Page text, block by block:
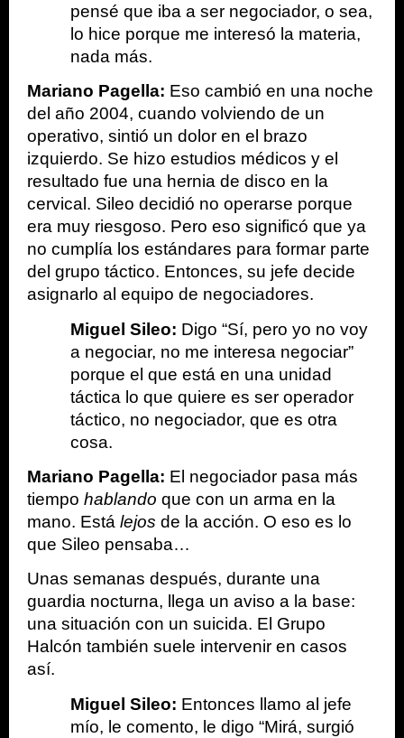
pensé que iba a ser negociador, o sea,
lo hice porque me interesó la materia,
nada más.
Mariano Pagella: Eso cambió en una noche
del año 2004, cuando volviendo de un
operativo, sintió un dolor en el brazo
izquierdo. Se hizo estudios médicos y el
resultado fue una hernia de disco en la
cervical. Sileo decidió no operarse porque
era muy riesgoso. Pero eso significó que ya
no cumplía los estándares para formar parte
del grupo táctico. Entonces, su jefe decide
asignarlo al equipo de negociadores.
Miguel Sileo: Digo “Sí, pero yo no voy
a negociar, no me interesa negociar”
porque el que está en una unidad
táctica lo que quiere es ser operador
táctico, no negociador, que es otra
cosa.
Mariano Pagella: El negociador pasa más
tiempo hablando que con un arma en la
mano. Está lejos de la acción. O eso es lo
que Sileo pensaba…
Unas semanas después, durante una
guardia nocturna, llega un aviso a la base:
una situación con un suicida. El Grupo
Halcón también suele intervenir en casos
así.
Miguel Sileo: Entonces llamo al jefe
mío, le comento, le digo “Mirá, surgió